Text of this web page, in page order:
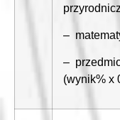
–
–
(wynik% x